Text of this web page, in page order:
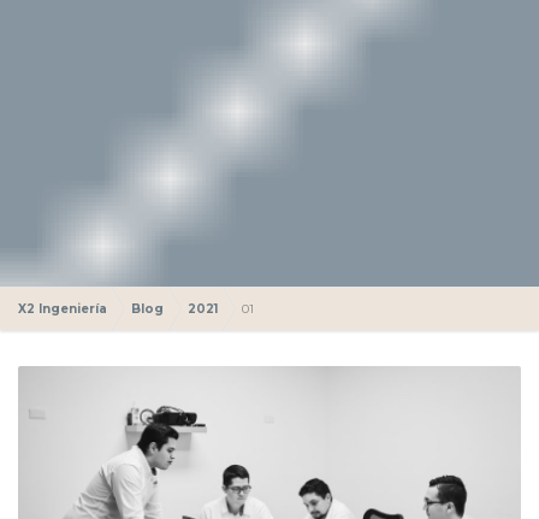
X2 Ingeniería Blog 2021 01